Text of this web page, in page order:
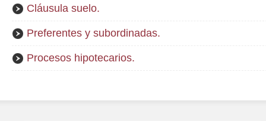
Cláusula suelo.
Preferentes y subordinadas.
Procesos hipotecarios.